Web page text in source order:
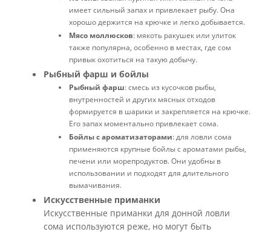
имеет сильный запах и привлекает рыбу. Она
хорошо держится на крючке и легко добывается.
Мясо моллюсков: мякоть ракушек или улиток
также популярна, особенно в местах, где сом
привык охотиться на такую добычу.
Рыбный фарш и бойлы
Рыбный фарш: смесь из кусочков рыбы,
внутренностей и других мясных отходов
формируется в шарики и закрепляется на крючке.
Его запах моментально привлекает сома.
Бойлы с ароматизаторами: для ловли сома
применяются крупные бойлы с ароматами рыбы,
печени или морепродуктов. Они удобны в
использовании и подходят для длительного
вымачивания.
Искусственные приманки
Искусственные приманки для донной ловли
сома используются реже, но могут быть